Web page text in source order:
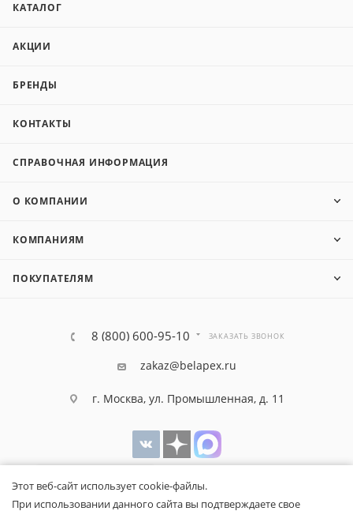
КАТАЛОГ
АКЦИИ
БРЕНДЫ
КОНТАКТЫ
СПРАВОЧНАЯ ИНФОРМАЦИЯ
О КОМПАНИИ
КОМПАНИЯМ
ПОКУПАТЕЛЯМ
8 (800) 600-95-10 ЗАКАЗАТЬ ЗВОНОК
zakaz@belapex.ru
г. Москва, ул. Промышленная, д. 11
Этот веб-сайт использует cookie-файлы.
При использовании данного сайта вы подтверждаете свое